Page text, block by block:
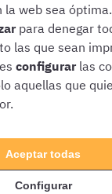
de todas las
alegacionesque
vista de lo que se
se elaborará la
admitidas y
Superior de
definitivo se
que el
la web sea óptima.
para denegar
las que sean
configurar las
aquellas que
Aceptar todas
Configurar